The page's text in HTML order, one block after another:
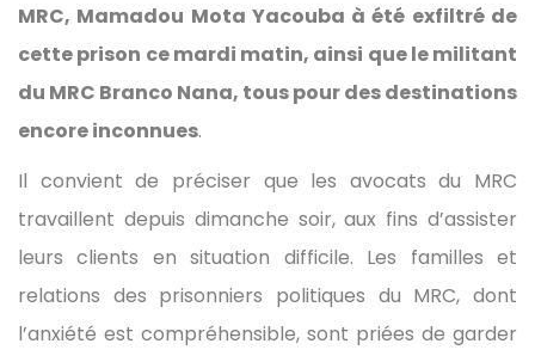
MRC, Mamadou Mota Yacouba à été exfiltré de
cette prison ce mardi matin, ainsi que le militant
du MRC Branco Nana, tous pour des destinations
encore inconnues.
Il convient de préciser que les avocats du MRC
travaillent depuis dimanche soir, aux fins d’assister
leurs clients en situation difficile. Les familles et
relations des prisonniers politiques du MRC, dont
l’anxiété est compréhensible, sont priées de garder